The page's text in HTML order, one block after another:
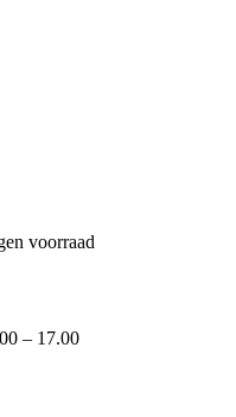
voorraad
– 17.00